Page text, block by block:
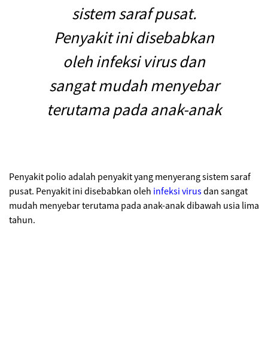
sistem saraf pusat.
Penyakit ini disebabkan
oleh infeksi virus dan
sangat mudah menyebar
terutama pada anak-anak
Penyakit polio adalah penyakit yang menyerang sistem saraf
pusat. Penyakit ini disebabkan oleh infeksi virusdan sangat
mudah menyebar terutama pada anak-anak dibawah usia lima
tahun.